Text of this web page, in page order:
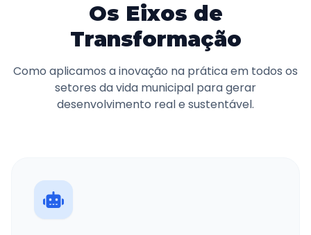
Os Eixos de
Transformação
Como aplicamos a inovação na prática em todos os
setores da vida municipal para gerar
desenvolvimento real e sustentável.